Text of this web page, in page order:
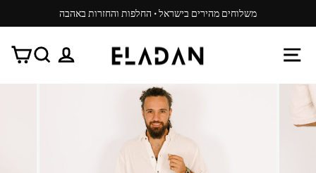
לתוכן
עצור
ניגון
משלוחים מהירים בישראל · החלפות והחזרות באהבה
התנתק
חפש